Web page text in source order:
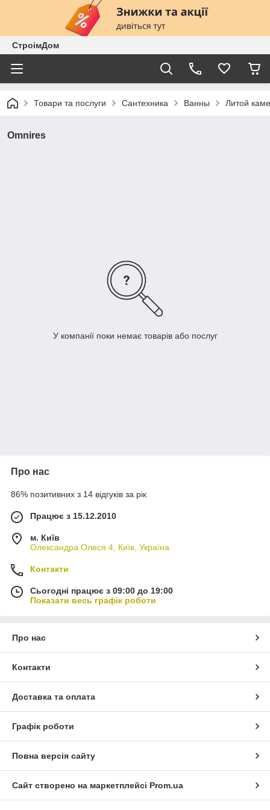
СтроімДом
Товари та послуги Сантехника Ванны Литой
Omnires
У компанії поки немає товарів або послуг
Про нас
86% позитивних з 14 відгуків за рік
Працює з 15.12.2010
м. Київ
Олександра Олеся 4, Київ, Україна
Контакти
Сьогодні працює з 09:00 до 19:00
Показати весь графік роботи
Про нас
Контакти
Доставка та оплата
Графік роботи
Повна версія сайту
Сайт створено на маркетплейсі Prom.ua